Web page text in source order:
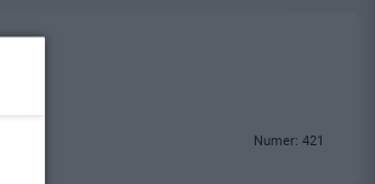
Numer: 421